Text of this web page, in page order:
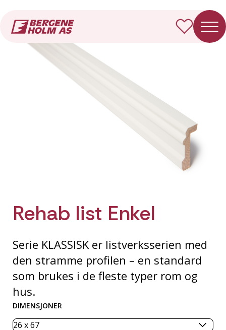
Rehab list Enkel
Serie KLASSISK er listverksserien med
den stramme profilen – en standard
som brukes i de fleste typer rom og
hus.
DIMENSJONER